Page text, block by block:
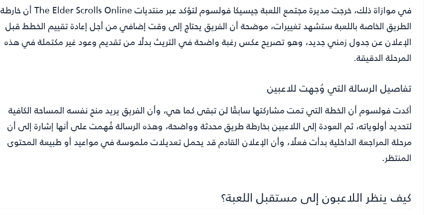
في موازاة ذلك، خرجت مديرة مجتمع اللعبة جيسيكا فولسوم لتؤكد عبر منتديات The Elder Scrolls Online أن خارطة
الطريق الخاصة باللعبة ستشهد تغييرات، موضحة أن الفريق يحتاج إلى وقت إضافي من أجل إعادة تقييم الخطط قبل
الإعلان عن جدول زمني جديد، وهو تصريح عكس رغبة واضحة في التريث بدلًا من تقديم وعود غير مكتملة في هذه
المرحلة الدقيقة.
تفاصيل الرسالة التي وُجهت للاعبين
أكدت فولسوم أن الخطة التي تمت مشاركتها سابقًا لن تبقى كما هي، وأن الفريق يريد منح نفسه المساحة الكافية
لتحديد أولوياته، ثم العودة إلى اللاعبين بخارطة طريق محدثة وواضحة، وهذه الرسالة فُهمت على أنها إشارة إلى أن
مرحلة المراجعة الداخلية بدأت فعلًا، وأن الإعلان القادم قد يحمل تعديلات ملموسة في مواعيد أو طبيعة المحتوى
المنتظر.
كيف ينظر اللاعبون إلى مستقبل اللعبة؟